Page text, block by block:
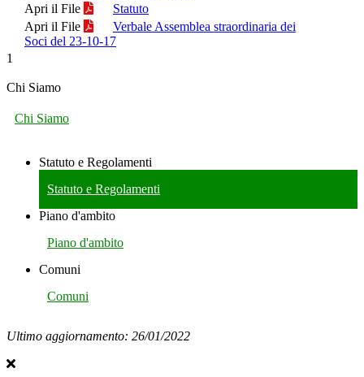
Apri il File
Statuto
Apri il File
Verbale Assemblea straordinaria dei
Soci del 23-10-17
1
Chi Siamo
Chi Siamo
Statuto e Regolamenti
Statuto e Regolamenti
Piano d'ambito
Piano d'ambito
Comuni
Comuni
Ultimo aggiornamento: 26/01/2022